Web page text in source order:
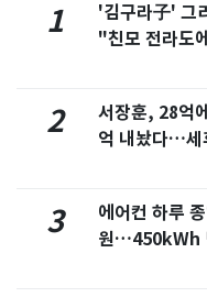
1
'김구라子' 그
"친모 전라도
2
서장훈, 28억
억 내놨다…세
3
에어컨 하루
원…450kWh